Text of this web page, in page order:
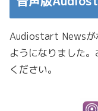
Audiostart Newsが
ようになりました
ください。